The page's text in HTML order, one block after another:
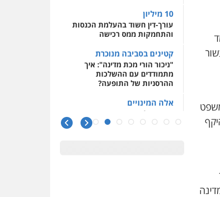
פלילי
תעבורה אסירים
0522992110
עו"ד שאדי נאטור
פלילי פשיעה חמורה
מעצרים וחקירות
גיל דביר – משרד עורכי
10 מיליון
עורך-דין חשוד בהעלמת הכנסות
והתחמקות ממס רכישה
קטינים בסביבה מנוכרת
"ניכור הורי מכת מדינה": איך
מתמודדים עם ההשלכות
ההרסניות של התופעה?
אלה המינויים
הוועדה לבחירת שופטים בחרה
26 שופטים ורשמים נוספים